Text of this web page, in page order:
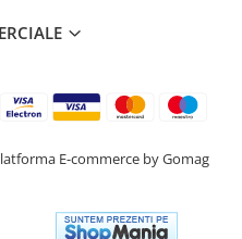
E-commerce by Gomag